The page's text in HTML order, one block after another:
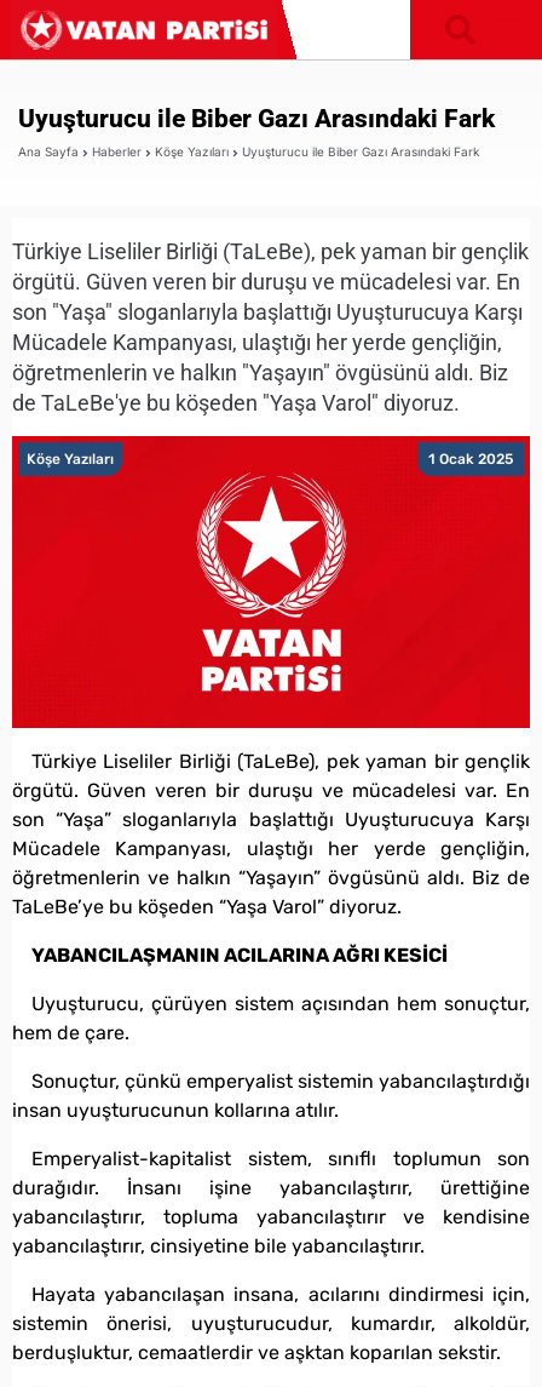
Uyuşturucu ile Biber Gazı Arasındaki Fark
Ana Sayfa Haberler Köşe Yazıları Uyuşturucu ile Biber Gazı Arasındaki Fark
Türkiye Liseliler Birliği (TaLeBe), pek yaman bir gençlik
örgütü. Güven veren bir duruşu ve mücadelesi var. En
son "Yaşa" sloganlarıyla başlattığı Uyuşturucuya Karşı
Mücadele Kampanyası, ulaştığı her yerde gençliğin,
öğretmenlerin ve halkın "Yaşayın" övgüsünü aldı. Biz
de TaLeBe'ye bu köşeden "Yaşa Varol" diyoruz.
1 Ocak 2025
Köşe Yazıları
Türkiye Liseliler Birliği (TaLeBe), pek yaman bir gençlik
örgütü. Güven veren bir duruşu ve mücadelesi var. En
son “Yaşa” sloganlarıyla başlattığı Uyuşturucuya Karşı
Mücadele Kampanyası, ulaştığı her yerde gençliğin,
öğretmenlerin ve halkın “Yaşayın” övgüsünü aldı. Biz de
TaLeBe’ye bu köşeden “Yaşa Varol” diyoruz.
YABANCILAŞMANIN ACILARINA AĞRI KESİCİ
Uyuşturucu, çürüyen sistem açısından hem sonuçtur,
hem de çare.
Sonuçtur, çünkü emperyalist sistemin yabancılaştırdığı
insan uyuşturucunun kollarına atılır.
Emperyalist-kapitalist sistem, sınıflı toplumun son
durağıdır. İnsanı işine yabancılaştırır, ürettiğine
yabancılaştırır, topluma yabancılaştırır ve kendisine
yabancılaştırır, cinsiyetine bile yabancılaştırır.
Hayata yabancılaşan insana, acılarını dindirmesi için,
sistemin önerisi, uyuşturucudur, kumardır, alkoldür,
berduşluktur, cemaatlerdir ve aşktan koparılan sekstir.